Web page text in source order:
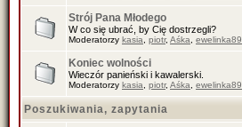
Strój Pana Młodego
W co się ubrać, by Cię dostrzegli?
Moderatorzy kasia piotr, Aśka ewelinka89
Koniec wolności
Wieczór panieński i kawalerski.
Moderatorzy kasia piotr, Aśka ewelinka89
Poszukiwania, zapytania